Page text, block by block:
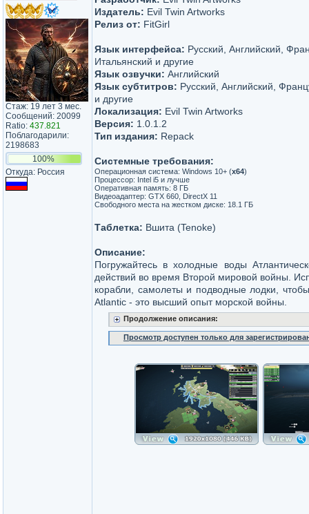
Стаж: 19 лет 3 мес.
Сообщений: 20099
Ratio: 437.821
Поблагодарили:
2198683
100%
Откуда: Россия
Издатель: Evil Twin Artworks
Релиз от: FitGirl
Язык интерфейса: Русский, Английский,
Итальянский и другие
Язык озвучки: Английский
Язык субтитров: Русский, Английский,
и другие
Локализация: Evil Twin Artworks
Версия: 1.0.1.2
Тип издания: Repack
Системные требования:
Операционная система: Windows 10+ (x64)
Процессор: Intel i5 и лучше
Оперативная память: 8 ГБ
Видеоадаптер: GTX 660, DirectX 11
Свободного места на жестком диске: 18.1 ГБ
Таблетка: Вшита (Tenoke)
Описание:
Погружайтесь в холодные воды
действий во время Второй мировой войны.
корабли, самолеты и подводные лодки,
Atlantic - это высший опыт морской войны.
Продолжение описания:
Просмотр доступен только для